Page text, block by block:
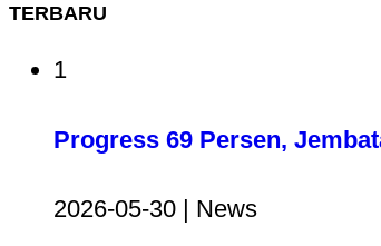
TERBARU
1
Progress 69 Persen,
2026-05-30 | News